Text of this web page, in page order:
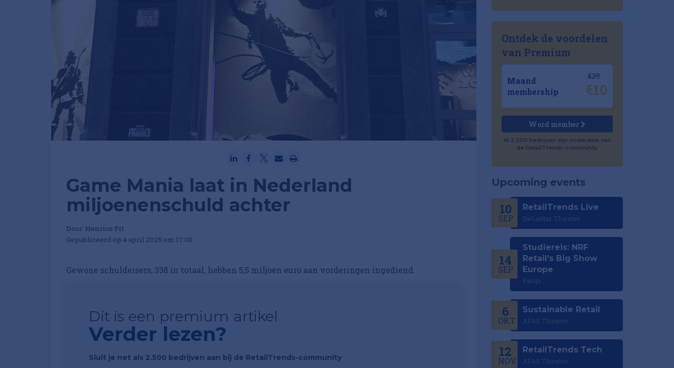
Game Mania laat in Nederland
miljoenenschuld achter
Door: Henrico Pit
Gepubliceerd op 4 april 2025 om 17:00
Gewone schuldeisers, 338 in totaal, hebben 5,5 miljoen euro aan vorderingen ingediend.
Dit is een premium artikel
Verder lezen?
Sluit je net als 2.500 bedrijven aan bij de RetailTrends-community
Ontdek de voordelen
van Premium
Maand
membership
€39
€10
Word member
Al 2.500 bedrijven zijn onderdeel van
de RetailTrends-community
Upcoming events
10
SEP
RetailTrends Live
DeLaMar Theater
14
SEP
Studiereis: NRF
Retail's Big Show
Europe
Parijs
6
OKT
Sustainable Retail
AFAS Theater
12
NOV
RetailTrends Tech
AFAS Theater
Ga verder met Google